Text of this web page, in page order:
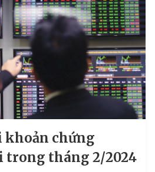
khoản chứng
trong tháng 2/2024